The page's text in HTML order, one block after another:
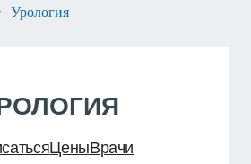
Урология
ЦеныВрачи